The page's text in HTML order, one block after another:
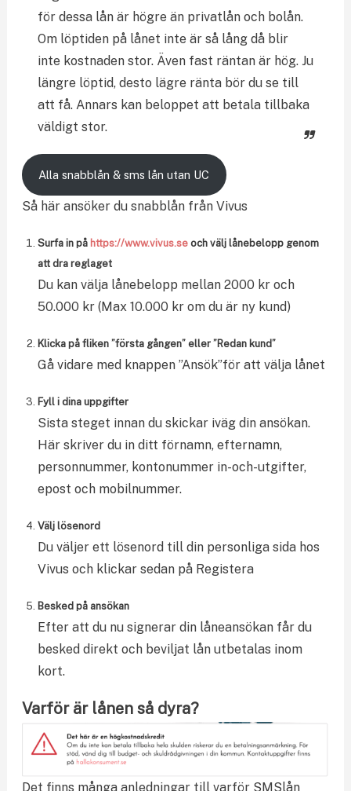
för dessa lån är högre än privatlån och bolån.
Om löptiden på lånet inte är så lång då blir
inte kostnaden stor. Även fast räntan är hög. Ju
längre löptid, desto lägre ränta bör du se till
att få. Annars kan beloppet att betala tillbaka
väldigt stor.
Alla snabblån & sms lån utan UC
Så här ansöker du snabblån från Vivus
Surfa in på https://www.vivus.seoch välj lånebelopp genom
att dra reglaget
Du kan välja lånebelopp mellan 2000 kr och
50.000 kr (Max 10.000 kr om du är ny kund)
Klicka på fliken ”första gången” eller ”Redan kund”
Gå vidare med knappen ”Ansök”för att välja lånet
Fyll i dina uppgifter
Sista steget innan du skickar iväg din ansökan.
Här skriver du in ditt förnamn, efternamn,
personnummer, kontonummer in-och-utgifter,
epost och mobilnummer.
Välj lösenord
Du väljer ett lösenord till din personliga sida hos
Vivus och klickar sedan på Registera
Besked på ansökan
Efter att du nu signerar din låneansökan får du
besked direkt och beviljat lån utbetalas inom
kort.
Varför är lånen så dyra?
Det finns många anledningar till varför SMSlån